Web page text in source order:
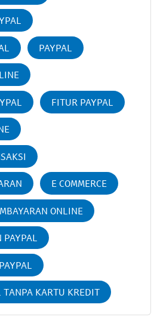
PAYPAL
FITUR PAYPAL
E COMMERCE
ONLINE
PAYPAL
KARTU KREDIT